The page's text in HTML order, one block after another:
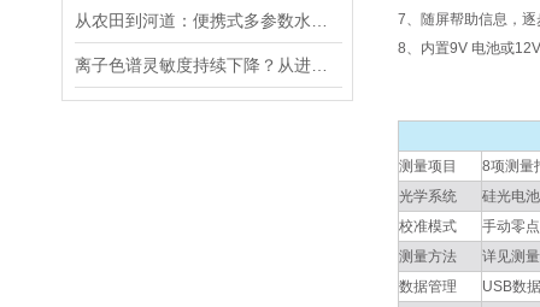
7、随屏帮助信息，
8、内置9V 电池或
测量项目
8项测量
光学系统
硅光电
校准模式
手动零
测量方法
详见测
数据管理
USB数